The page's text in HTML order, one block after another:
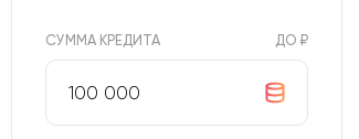
СУММА КРЕДИТА ДО ₽